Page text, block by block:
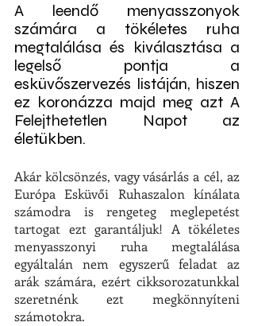
A leendő menyasszonyok
számára a tökéletes ruha
megtalálása és kiválasztása a
legelső pontja a
esküvőszervezés listáján, hiszen
ez koronázza majd meg azt A
Felejthetetlen Napot az
életükben.
Akár kölcsönzés, vagy vásárlás a cél, az
Európa Esküvői Ruhaszalon kínálata
számodra is rengeteg meglepetést
tartogat ezt garantáljuk! A tökéletes
menyasszonyi ruha megtalálása
egyáltalán nem egyszerű feladat az
arák számára, ezért cikksorozatunkkal
szeretnénk ezt megkönnyíteni
számotokra.